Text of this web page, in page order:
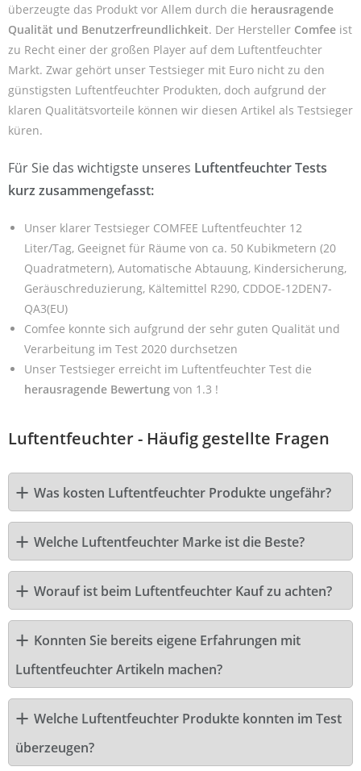
überzeugte das Produkt vor Allem durch die herausragende
Qualität und Benutzerfreundlichkeit. Der Hersteller Comfee ist
zu Recht einer der großen Player auf dem Luftentfeuchter
Markt. Zwar gehört unser Testsieger mit Euro nicht zu den
günstigsten Luftentfeuchter Produkten, doch aufgrund der
klaren Qualitätsvorteile können wir diesen Artikel als Testsieger
küren.
Für Sie das wichtigste unseres Luftentfeuchter Tests
kurz zusammengefasst:
Unser klarer Testsieger COMFEE Luftentfeuchter 12
Liter/Tag, Geeignet für Räume von ca. 50 Kubikmetern (20
Quadratmetern), Automatische Abtauung, Kindersicherung,
Geräuschreduzierung, Kältemittel R290, CDDOE-12DEN7-
QA3(EU)
Comfee konnte sich aufgrund der sehr guten Qualität und
Verarbeitung im Test 2020 durchsetzen
Unser Testsieger erreicht im Luftentfeuchter Test die
herausragende Bewertung von 1.3 !
Luftentfeuchter - Häufig gestellte Fragen
Was kosten Luftentfeuchter Produkte ungefähr?
Welche Luftentfeuchter Marke ist die Beste?
Worauf ist beim Luftentfeuchter Kauf zu achten?
Konnten Sie bereits eigene Erfahrungen mit
Luftentfeuchter Artikeln machen?
Welche Luftentfeuchter Produkte konnten im Test
überzeugen?